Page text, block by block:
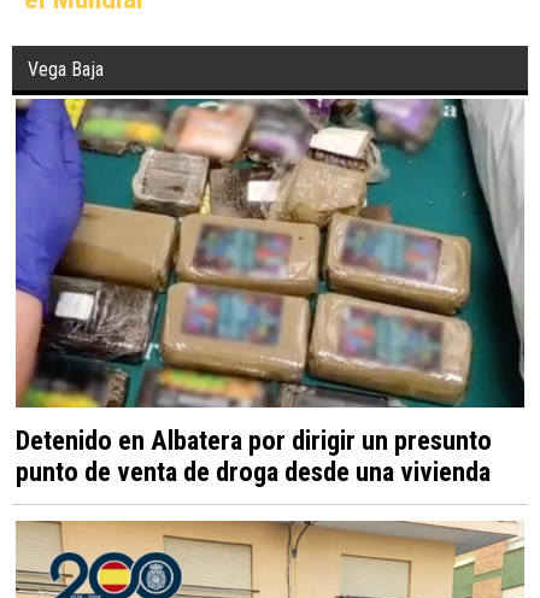
Vega Baja
Detenido en Albatera por dirigir un presunto
punto de venta de droga desde una vivienda